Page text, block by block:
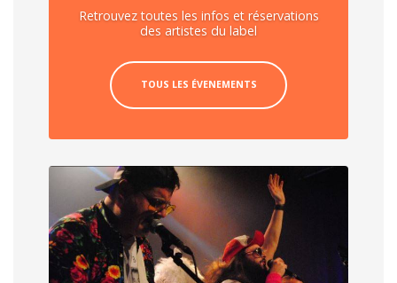
Retrouvez toutes les infos et réservations
des artistes du label
TOUS LES ÉVENEMENTS